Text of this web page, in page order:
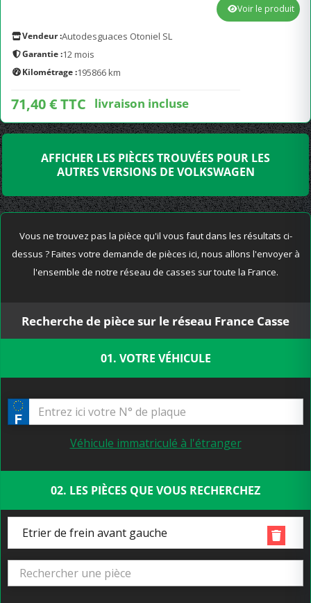
Vendeur :Autodesguaces Otoniel SL
Garantie :12 mois
Kilométrage :195866 km
71,40 € TTC livraison incluse
Voir le produit
AFFICHER LES PIÈCES TROUVÉES POUR LES
AUTRES VERSIONS DE VOLKSWAGEN
Vous ne trouvez pas la pièce qu'il vous faut dans les résultats ci-
dessus ? Faites votre demande de pièces ici, nous allons l'envoyer à
l'ensemble de notre réseau de casses sur toute la France.
Recherche de pièce sur le réseau France Casse
01. VOTRE VÉHICULE
Véhicule immatriculé à l'étranger
02. LES PIÈCES QUE VOUS RECHERCHEZ
Etrier de frein avant gauche